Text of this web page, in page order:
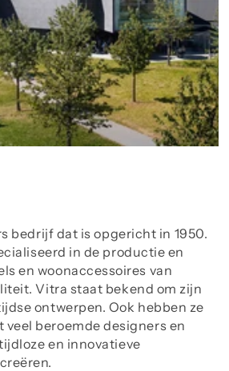
bedrijf dat is opgericht in 1950.
in de productie en
en woonaccessoires van
Vitra staat bekend om zijn
ontwerpen. Ook hebben ze
beroemde designers en
en innovatieve